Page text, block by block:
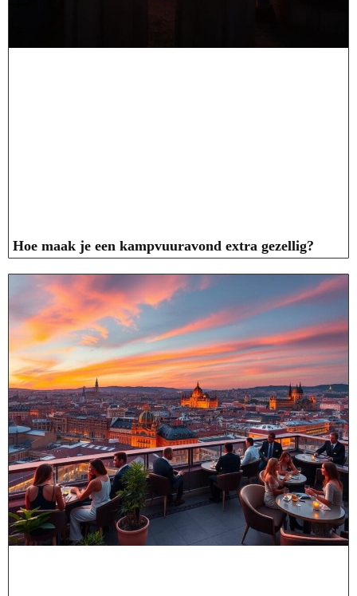
Hoe maak je een kampvuuravond extra gezellig?